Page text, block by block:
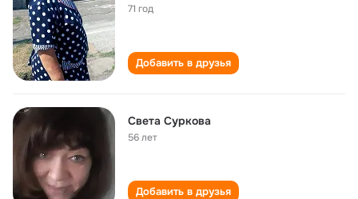
71 год
Добавить в друзья
Света Суркова
56 лет
Добавить в друзья